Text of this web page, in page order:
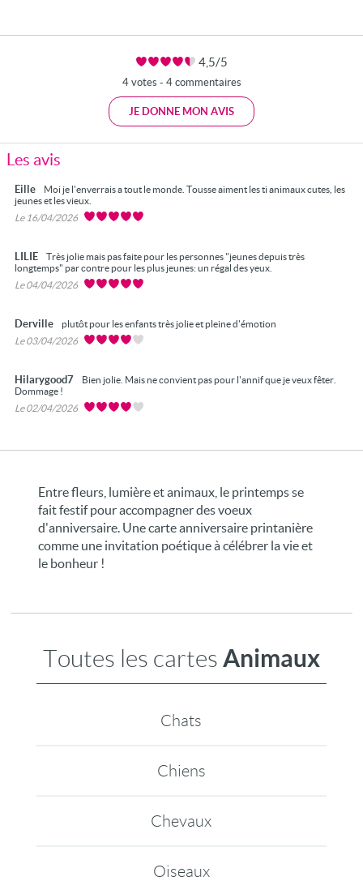
4,5/5
4 votes - 4 commentaires
JE DONNE MON AVIS
Les avis
Eille
Moi je l'enverrais a tout le monde. Tousse aiment les ti animaux cutes, les
jeunes et les vieux.
Le 16/04/2026
LILIE
Très jolie mais pas faite pour les personnes "jeunes depuis très
longtemps" par contre pour les plus jeunes: un régal des yeux.
Le 04/04/2026
Derville
plutôt pour les enfants très jolie et pleine d'émotion
Le 03/04/2026
Hilarygood7
Bien jolie. Mais ne convient pas pour l'annif que je veux fêter.
Dommage !
Le 02/04/2026
Entre fleurs, lumière et animaux, le printemps se
fait festif pour accompagner des voeux
d'anniversaire. Une carte anniversaire printanière
comme une invitation poétique à célébrer la vie et
le bonheur !
Toutes les cartes Animaux
Chats
Chiens
Chevaux
Oiseaux